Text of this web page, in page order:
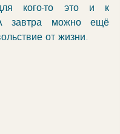
кого-то это и к
завтра можно ещё
от жизни.